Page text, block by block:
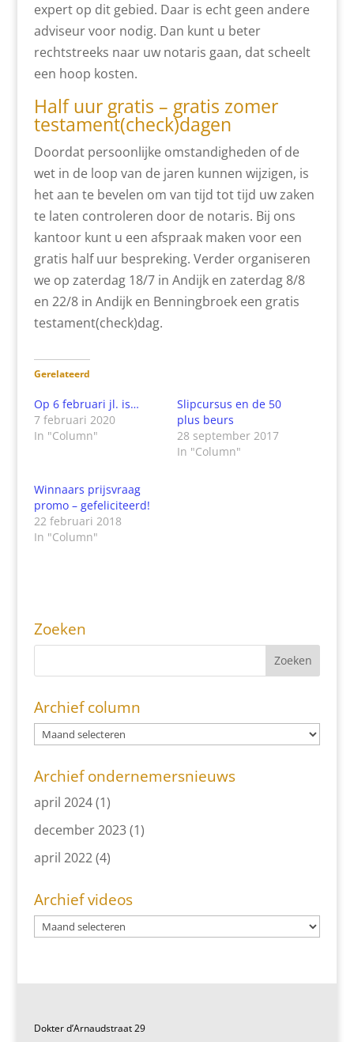
expert op dit gebied. Daar is echt geen andere
adviseur voor nodig. Dan kunt u beter
rechtstreeks naar uw notaris gaan, dat scheelt
een hoop kosten.
Half uur gratis – gratis zomer
testament(check)dagen
Doordat persoonlijke omstandigheden of de
wet in de loop van de jaren kunnen wijzigen, is
het aan te bevelen om van tijd tot tijd uw zaken
te laten controleren door de notaris. Bij ons
kantoor kunt u een afspraak maken voor een
gratis half uur bespreking. Verder organiseren
we op zaterdag 18/7 in Andijk en zaterdag 8/8
en 22/8 in Andijk en Benningbroek een gratis
testament(check)dag.
Gerelateerd
Op 6 februari jl. is…
7 februari 2020
In "Column"
Slipcursus en de 50
plus beurs
28 september 2017
In "Column"
Winnaars prijsvraag
promo – gefeliciteerd!
22 februari 2018
In "Column"
Zoeken
Archief column
Archief ondernemersnieuws
april 2024(1)
december 2023(1)
april 2022(4)
Archief videos
Dokter d’Arnaudstraat 29